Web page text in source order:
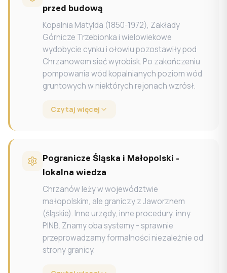
przed budową
Kopalnia Matylda (1850-1972), Zakłady
Górnicze Trzebionka i wielowiekowe
wydobycie cynku i ołowiu pozostawiły pod
Chrzanowem sieć wyrobisk. Po zakończeniu
pompowania wód kopalnianych poziom wód
gruntowych w niektórych rejonach wzrósł.
Czytaj więcej
Pogranicze Śląska i Małopolski -
lokalna wiedza
Chrzanów leży w województwie
małopolskim, ale graniczy z Jaworznem
(śląskie). Inne urzędy, inne procedury, inny
PINB. Znamy oba systemy - sprawnie
przeprowadzamy formalności niezależnie od
strony granicy.